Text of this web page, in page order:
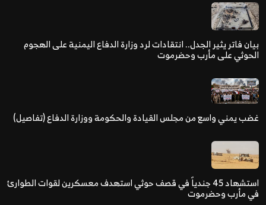
بيان فاتر يثير الجدل.. انتقادات لرد وزارة الدفاع اليمنية على الهجوم
الحوثي على مأرب وحضرموت
غضب يمني واسع من مجلس القيادة والحكومة ووزارة الدفاع (تفاصيل)
استشهاد 45 جندياً في قصف حوثي استهدف معسكرين لقوات الطوارئ
في مأرب وحضرموت